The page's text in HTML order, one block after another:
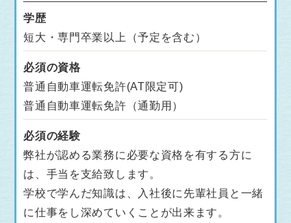
学歴
短大・専門卒業以上（予定を含む）
必須の資格
普通自動車運転免許(AT限定可)
普通自動車運転免許（通勤用）
必須の経験
弊社が認める業務に必要な資格を有する方に
は、手当を支給致します。
学校で学んだ知識は、入社後に先輩社員と一緒
に仕事をし深めていくことが出来ます。